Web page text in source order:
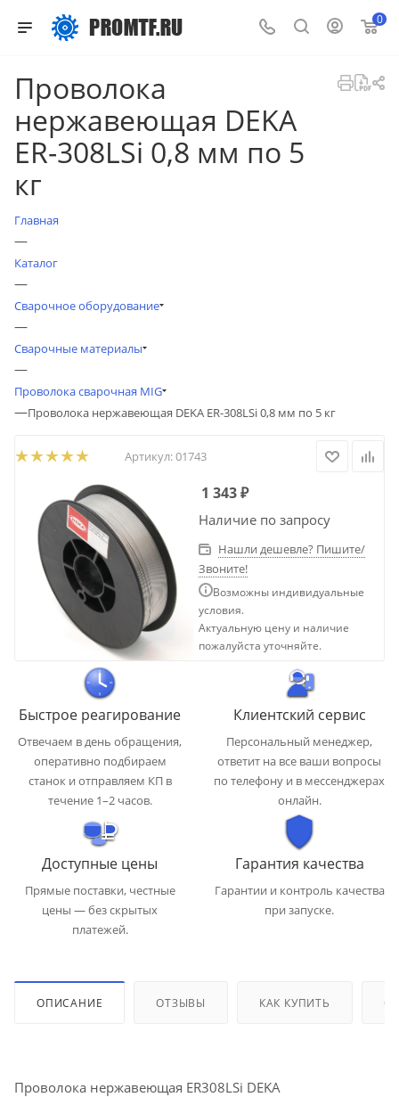
0
Проволока
нержавеющая DEKA
ER-308LSi 0,8 мм по 5
кг
Главная
—
Каталог
—
Сварочное оборудование
—
Сварочные материалы
—
Проволока сварочная MIG
—Проволока нержавеющая DEKA ER-308LSi 0,8 мм по 5 кг
Артикул:01743
1 343₽
Наличие по запросу
Нашли дешевле? Пишите/
Звоните!
Возможны индивидуальные
условия.
Актуальную цену и наличие
пожалуйста уточняйте.
Быстрое реагирование
Отвечаем в день обращения,
оперативно подбираем
станок и отправляем КП в
течение 1–2 часов.
Клиентский сервис
Персональный менеджер,
ответит на все ваши вопросы
по телефону и в мессенджерах
онлайн.
Доступные цены
Прямые поставки, честные
цены — без скрытых
платежей.
Гарантия качества
Гарантии и контроль качества
при запуске.
ОПИСАНИЕ ОТЗЫВЫ КАК КУПИТЬ
Проволока нержавеющая ER308LSi DEKA